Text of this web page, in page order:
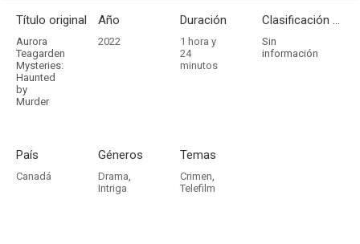
Título original
Aurora
Teagarden
Mysteries:
Haunted
by
Murder
Año
2022
Duración
1 hora y
24
minutos
Clasificación por edades
Sin
información
País
Canadá
Géneros
Drama,
Intriga
Temas
Crimen,
Telefilm